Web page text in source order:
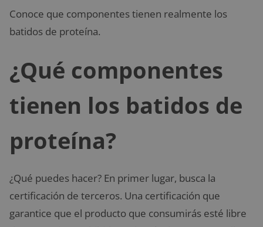
Conoce que componentes tienen realmente los
batidos de proteína.
¿Qué componentes
tienen los batidos de
proteína?
¿Qué puedes hacer? En primer lugar, busca la
certificación de terceros. Una certificación que
garantice que el producto que consumirás esté libre